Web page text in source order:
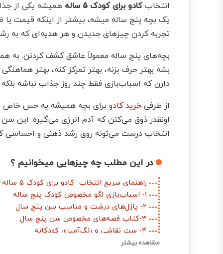
انتخابکادو برای کودک 5 ساله همیشه یکی از
یک بچه پنج ساله میشه، بیشتر از اینکه قیمت یا
تجربه کردن چیزهای جدیدن و هر هدیه‌ای که به
بچه‌های پنج ساله معمولاً عاشق کشف کردنن. به
بشه بهتر حرف بزنه، بهتر تمرکز کنه، بهتر
دارن که اسباب‌بازی فقط چند روز جذاب نباشه
از طرفی خرید کادوبرای بچه همیشه یه حس خاص
اونقدر ذوق می‌کنن که آدم انرژی می‌گیره. این
انتخاب درست می‌تونه روی رشد ذهنی و احساسی
در این مطلب چه چیزهایی میخوانیم ؟
راهنمای سریع انتخاب کادو برای کودک 5 ساله+ تیپ شخصیتی + رنج قیمتی
۱- اسباب‌بازی لگو مخصوص کودک پنج ساله
۲- پازل‌های درشت و مناسب سن پنج سال
۳-کتاب قصه‌های مخصوص سن پنج سال
۴- ست نقاشی و رنگ‌آمیزی کودکانه
۵- اسباب‌بازی‌های نقش‌آفرینی مثل دکتر، آشپز یا آتش‌نشان
مشاهده بیشتر